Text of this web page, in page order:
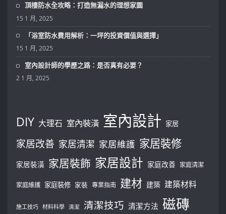
頂樓防水全攻略：打造無漏水的理想家園
15 1 月, 2025
「浴室防水費用解析：一坪的投資價值與選擇」
15 1 月, 2025
室內設計師的學歷之路：是否真有必要？
2 1 月, 2025
DIY 大理石 室內裝潢 室內設計 家居
家居改善 家居清潔 家居維護 家居裝修
家居裝潢 家居裝飾 家居設計 家庭改善 家庭清潔
家庭維護 家庭裝修 家裝 專業指南 建材 建築 建築材料
施工技巧 材料科學 清潔 清潔技巧 清潔方法 磁磚